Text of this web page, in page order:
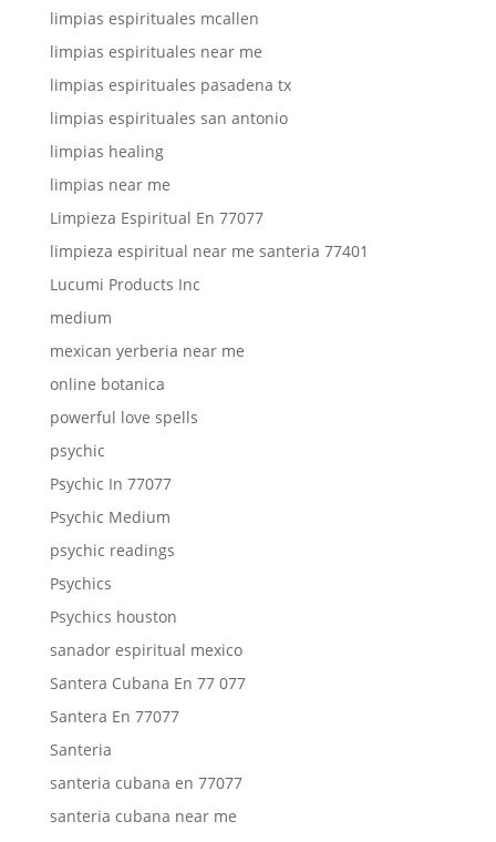
limpias espirituales mcallen
limpias espirituales near me
limpias espirituales pasadena tx
limpias espirituales san antonio
limpias healing
limpias near me
Limpieza Espiritual En 77077
limpieza espiritual near me santeria 77401
Lucumi Products Inc
medium
mexican yerberia near me
online botanica
powerful love spells
psychic
Psychic In 77077
Psychic Medium
psychic readings
Psychics
Psychics houston
sanador espiritual mexico
Santera Cubana En 77 077
Santera En 77077
Santeria
santeria cubana en 77077
santeria cubana near me